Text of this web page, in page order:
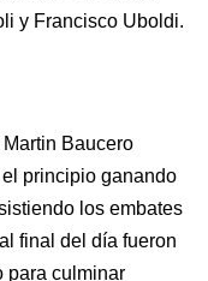
y Francisco Uboldi.
Baucero
principio ganando
los embates
final del día fueron
para culminar